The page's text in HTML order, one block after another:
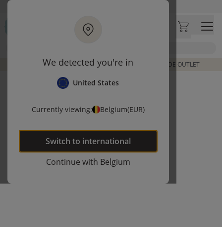
We detected you're in
United States
Currently viewing: Belgium(EUR)
Switch to international
Continue with Belgium
Ga naar hoofdinhoud
Klantbeoordelingen
DE LAATSTE ITEMS UIT VORIGE COLLECTIES | SHOP DE OUTLET